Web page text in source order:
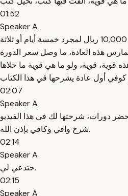
01:52
Speaker A
وفي دورات يوصل سعرها لـ 10,000 ريال لمجرد خمسة أيام أو ثلاثة
هذه العادة، ما وصل سعر الدورة
قوية، قوية، ولو ما هي قوية ما خلاها
02:07
Speaker A
دورات، شرحتها لك في هذا الفيديو
شرح وافي وكافي بإذن الله.
02:14
Speaker A
حتدعي لي.
02:15
Speaker A